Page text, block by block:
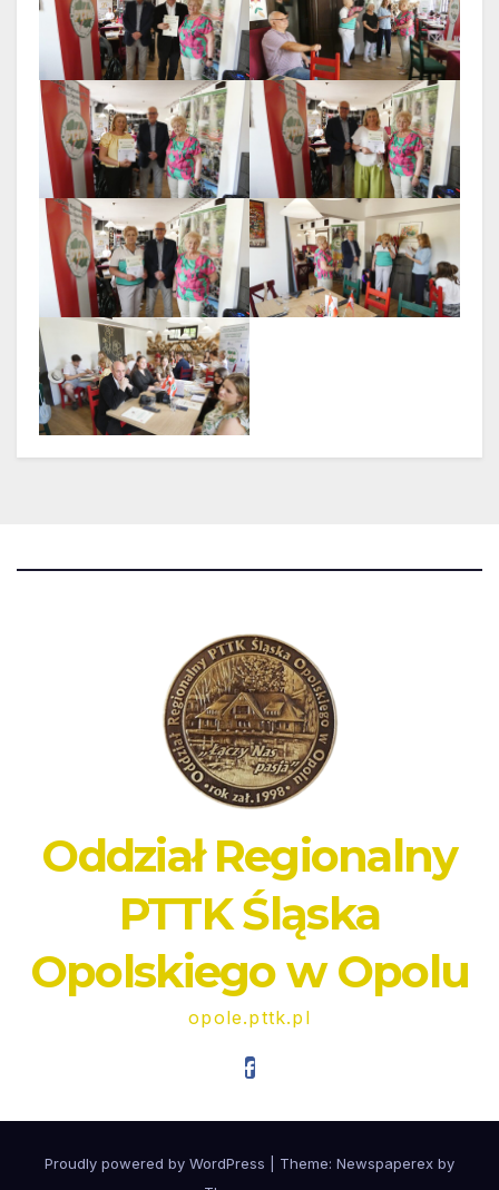
Oddział Regionalny
PTTK Śląska
Opolskiego w Opolu
opole.pttk.pl
Proudly powered by WordPress
Theme: Newspaperex by